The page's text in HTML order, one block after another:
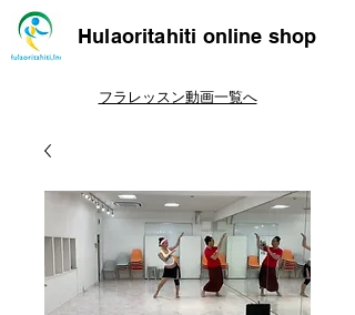
Hulaoritahiti online shop
フラレッスン動画一覧へ